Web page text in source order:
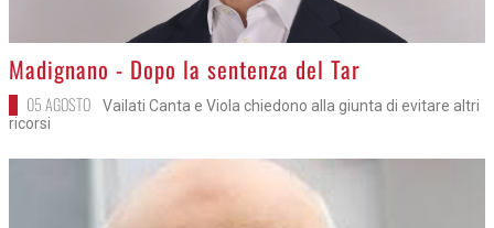
>Madignano - Dopo la sentenza del Tar
05 AGOSTO
Vailati Canta e Viola chiedono alla giunta di evitare altri
ricorsi